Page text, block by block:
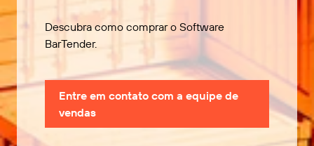
Descubra como comprar o Software
BarTender.
Entre em contato com a equipe de
vendas